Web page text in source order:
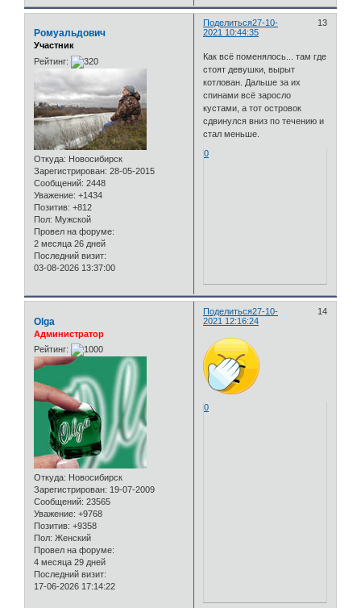
Поделиться 13
27-10-
2021 10:44:35
Ромуальдович
Участник
Рейтинг:
Откуда: Новосибирск
Зарегистрирован: 28-05-2015
Сообщений: 2448
Уважение: +1434
Позитив: +812
Пол: Мужской
Провел на форуме:
2 месяца 26 дней
Последний визит:
03-08-2026 13:37:00
Как всё поменялось... там где
стоят девушки, вырыт
котлован. Дальше за их
спинами всё заросло
кустами, а тот островок
сдвинулся вниз по течению и
стал меньше.
0
Поделиться 14
27-10-
2021 12:16:24
Olga
Администратор
Рейтинг:
Откуда: Новосибирск
Зарегистрирован: 19-07-2009
Сообщений: 23565
Уважение: +9768
Позитив: +9358
Пол: Женский
Провел на форуме:
4 месяца 29 дней
Последний визит:
17-06-2026 17:14:22
0